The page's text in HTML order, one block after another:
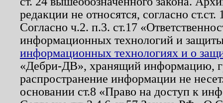
редакции не относятся, согласно
Согласно ч.2. п.3. ст.17
информационных технологий и
информационных технологиях и о
«Дебри-ДВ», хранящий информацию,
распространение информации не
основании ст.8 «Право на доступ к